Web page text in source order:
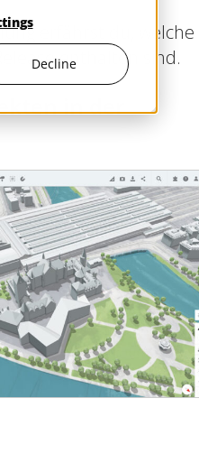
Decline
erfährst du, welche
enthalten sind.
in der